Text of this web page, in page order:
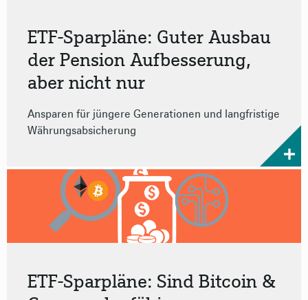
ETF-Sparpläne: Guter Ausbau
der Pension Aufbesserung,
aber nicht nur
Ansparen für jüngere Generationen und langfristige
Währungsabsicherung
ETF-Sparpläne: Sind Bitcoin &